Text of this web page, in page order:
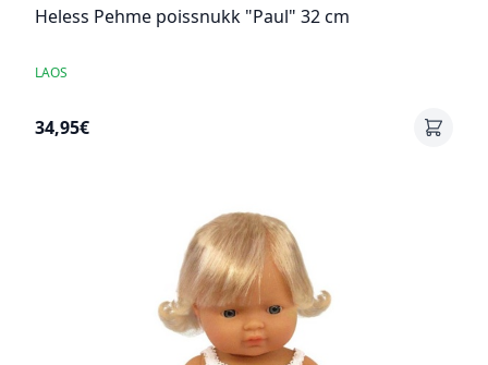
Heless Pehme poissnukk "Paul" 32 cm
LAOS
34,95€